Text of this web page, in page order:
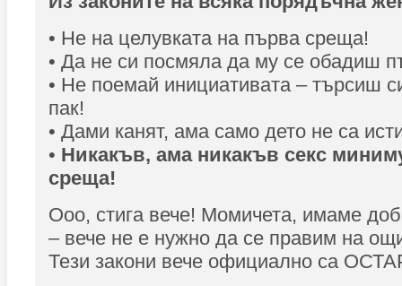
• Не на целувката на първа среща!
• Да не си посмяла да му се обадиш
• Не поемай инициативата – търсиш
пак!
• Дами канят, ама само дето не са
• Никакъв, ама никакъв секс
среща!
Ооо, стига вече! Момичета, имаме
– вече не е нужно да се правим на
Тези закони вече официално са